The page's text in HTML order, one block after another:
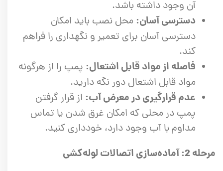
آن وجود داشته باشد.
دسترسی آسان: محل نصب باید امکان
دسترسی آسان برای تعمیر و نگهداری را فراهم
کند.
فاصله از مواد قابل اشتعال: پمپ را از هرگونه
مواد قابل اشتعال دور نگه دارید.
عدم قرارگیری در معرض آب: از قرار گرفتن
پمپ در محلی که امکان غرق شدن یا تماس
مداوم با آب وجود دارد، خودداری کنید.
مرحله 2: آماده‌سازی اتصالات لوله‌کشی